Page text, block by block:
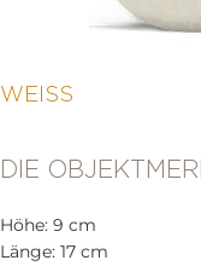
WEISS
DIE
Höhe: 9 cm
Länge: 17 cm